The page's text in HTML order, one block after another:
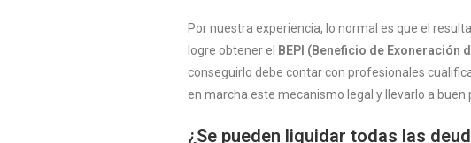
Por nuestra experiencia, lo normal es que el
logre obtener el BEPI (Beneficio de Exoneración
conseguirlo debe contar con profesionales
en marcha este mecanismo legal y llevarlo a buen
¿Se pueden liquidar todas las